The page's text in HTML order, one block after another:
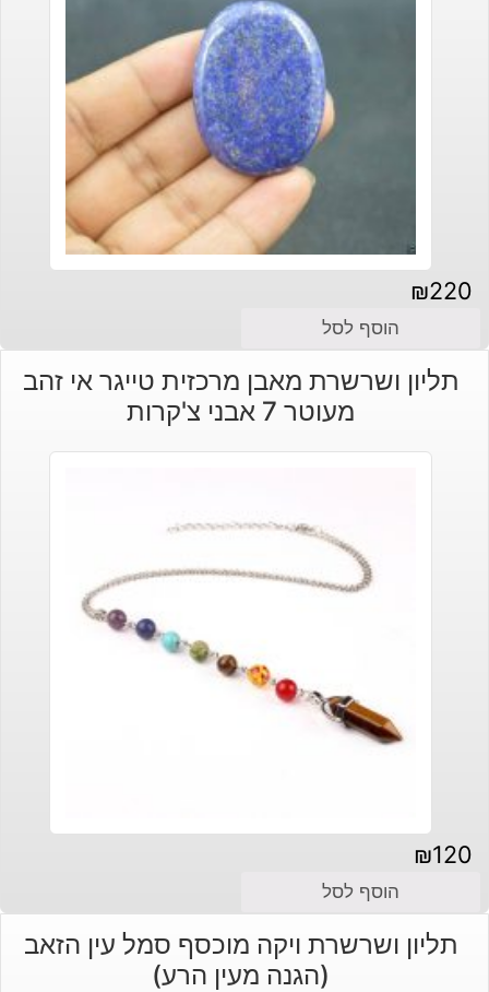
₪220
הוסף לסל
תליון ושרשרת מאבן מרכזית טייגר אי זהב
מעוטר 7 אבני צ'קרות
₪120
הוסף לסל
תליון ושרשרת ויקה מוכסף סמל עין הזאב
(הגנה מעין הרע)